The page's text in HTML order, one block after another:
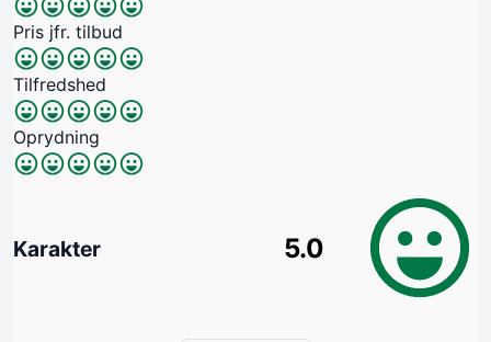
Pris jfr. tilbud
Tilfredshed
Oprydning
Karakter 5.0